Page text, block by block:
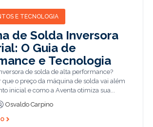
E TECNOLOGIA
de Solda Inversora
O Guia de
e Tecnologia
de solda de alta performance?
que o preço da máquina de solda vai além
inicial e como a Aventa otimiza sua...
Osvaldo Carpino